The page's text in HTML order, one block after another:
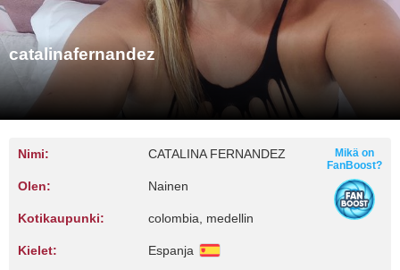
catalinafernandez
Nimi: CATALINA FERNANDEZ
Olen: Nainen
Kotikaupunki: colombia, medellin
Kielet: Espanja
Mikä on
FanBoost?